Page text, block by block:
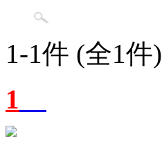
1-1件 (全1件)
1